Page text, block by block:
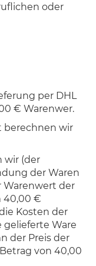
oder
per DHL
€ Warenwer.
berechnen wir
wir (der
der Waren
Warenwert der
40,00 €
Kosten der
Ware
der Preis der
von 40,00